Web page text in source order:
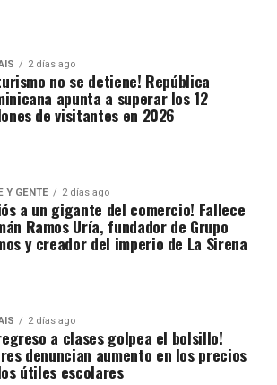
2 días ago
no se detiene! República
apunta a superar los 12
de visitantes en 2026
Y GENTE 2 días ago
a un gigante del comercio! Fallece
Ramos Uría, fundador de Grupo
y creador del imperio de La Sirena
2 días ago
a clases golpea el bolsillo!
denuncian aumento en los precios
útiles escolares